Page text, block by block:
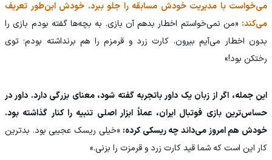
می‌خواست با مدیریت خودش مسابقه را جلو ببرد. خودش این‌طور تعریف
می‌کند: «من نمی‌خواستم اخطار بدهم آن بازی. به بچه‌ها گفته بودم بازی را
بدون اخطار می‌آیم بیرون. کارت زرد و قرمزم را هم برنداشته بودم؛ توی
رختکن بود!»
این جمله، اگر از زبان یک داور باتجربه گفته شود، معنای بزرگی دارد. داور در
حساس‌ترین بازی فوتبال ایران، عملاً ابزار اصلی تنبیه را کنار گذاشته بود.
خودش هم امروز می‌داند چه ریسکی کرده: «خیلی ریسک عجیبی بود. بدترین
کار این است که شما قید کارت زرد و قرمزت را بزنی.»